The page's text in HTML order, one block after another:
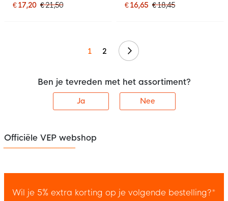
€ 17,20 € 21,50 € 16,65 € 18,45
1 2 Volgende
Ben je tevreden met het assortiment?
Ja Nee
Officiële VEP webshop
Wil je 5% extra korting op je volgende bestelling?*